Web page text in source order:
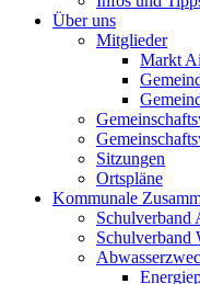
Über uns
Mitglieder
Markt
Sitzungen
Ortspläne
Kommunale
Schulverband
Schulverband